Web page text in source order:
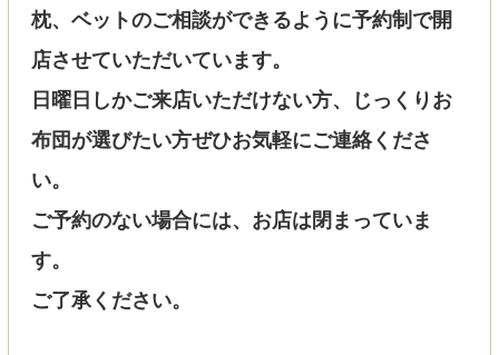
枕、ベットのご相談ができるように予約制で開
店させていただいています。
日曜日しかご来店いただけない方、じっくりお
布団が選びたい方ぜひお気軽にご連絡くださ
い。
ご予約のない場合には、お店は閉まっていま
す。
ご了承ください。